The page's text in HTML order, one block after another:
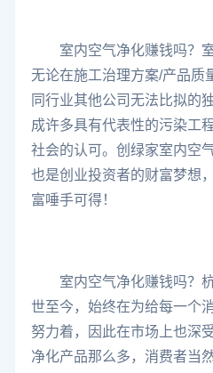
室内空气净化赚钱吗？室
无论在施工治理方案/产品质
同行业其他公司无法比拟的
成许多具有代表性的污染工
社会的认可。创绿家室内空
也是创业投资者的财富梦想
富唾手可得！
室内空气净化赚钱吗？杭
世至今，始终在为给每一个
努力着，因此在市场上也深
净化产品那么多，消费者当